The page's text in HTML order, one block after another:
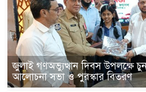
জুলাই গণঅভ্যুত্থান দিবস উপলক্ষে
আলোচনা সভা ও পুরস্কার বিতরণ